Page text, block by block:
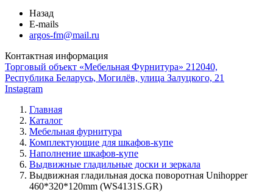
Назад
E-mails
argos-fm@mail.ru
Контактная информация
Торговый объект «Мебельная Фурнитура» 212040,
Республика Беларусь, Могилёв, улица Залуцкого, 21
Instagram
Главная
Каталог
Мебельная фурнитура
Комплектующие для шкафов-купе
Наполнение шкафов-купе
Выдвижные гладильные доски и зеркала
Выдвижная гладильная доска поворотная Unihopper
460*320*120mm (WS4131S.GR)